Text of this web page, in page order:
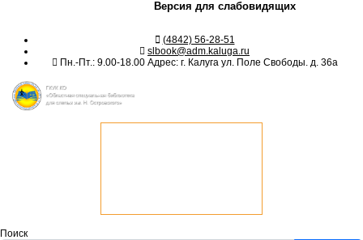
Версия для слабовидящих
(4842) 56-28-51
slbook@adm.kaluga.ru
Пн.-Пт.: 9.00-18.00 Адрес: г. Калуга ул. Поле Свободы. д. 36а
Поиск